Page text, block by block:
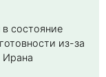
состояние
из-за
Ирана